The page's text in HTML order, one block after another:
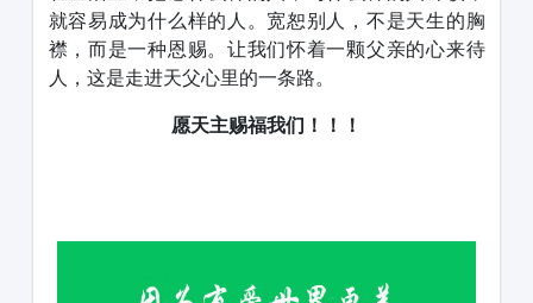
就容易成为什么样的人。宽恕别人，不是天生的胸
襟，而是一种恩赐。让我们怀着一颗父亲的心来待
人，这是走进天父心里的一条路。
愿天主赐福我们！！！